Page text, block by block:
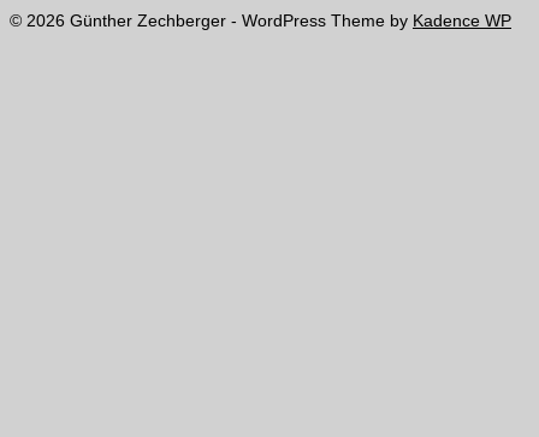
© 2026 Günther Zechberger - WordPress Theme by Kadence WP